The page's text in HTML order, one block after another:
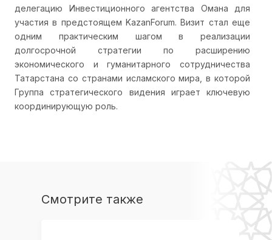
делегацию Инвестиционного агентства Омана для
участия в предстоящем KazanForum. Визит стал еще
одним практическим шагом в реализации
долгосрочной стратегии по расширению
экономического и гуманитарного сотрудничества
Татарстана со странами исламского мира, в которой
Группа стратегического видения играет ключевую
координирующую роль.
Смотрите также